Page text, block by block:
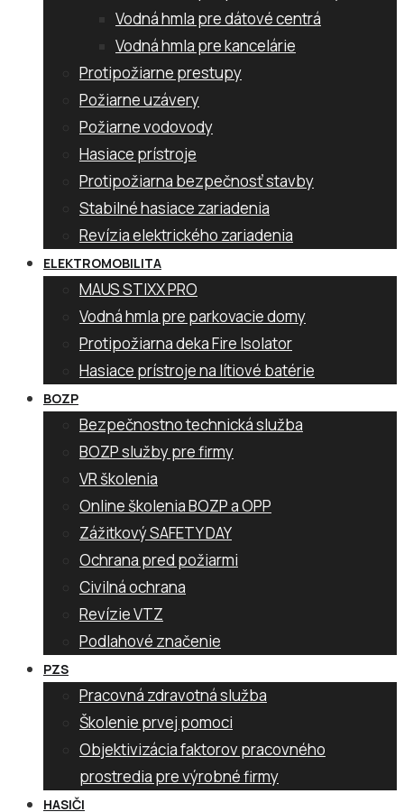
Vodná hmla pre dátové centrá
Vodná hmla pre kancelárie
Protipožiarne prestupy
Požiarne uzávery
Požiarne vodovody
Hasiace prístroje
Protipožiarna bezpečnosť stavby
Stabilné hasiace zariadenia
Revízia elektrického zariadenia
ELEKTROMOBILITA
MAUS STIXX PRO
Vodná hmla pre parkovacie domy
Protipožiarna deka Fire Isolator
Hasiace prístroje na lítiové batérie
BOZP
Bezpečnostno technická služba
BOZP služby pre firmy
VR školenia
Online školenia BOZP a OPP
Zážitkový SAFETY DAY
Ochrana pred požiarmi
Civilná ochrana
Revízie VTZ
Podlahové značenie
PZS
Pracovná zdravotná služba
Školenie prvej pomoci
Objektivizácia faktorov pracovného
prostredia pre výrobné firmy
HASIČI